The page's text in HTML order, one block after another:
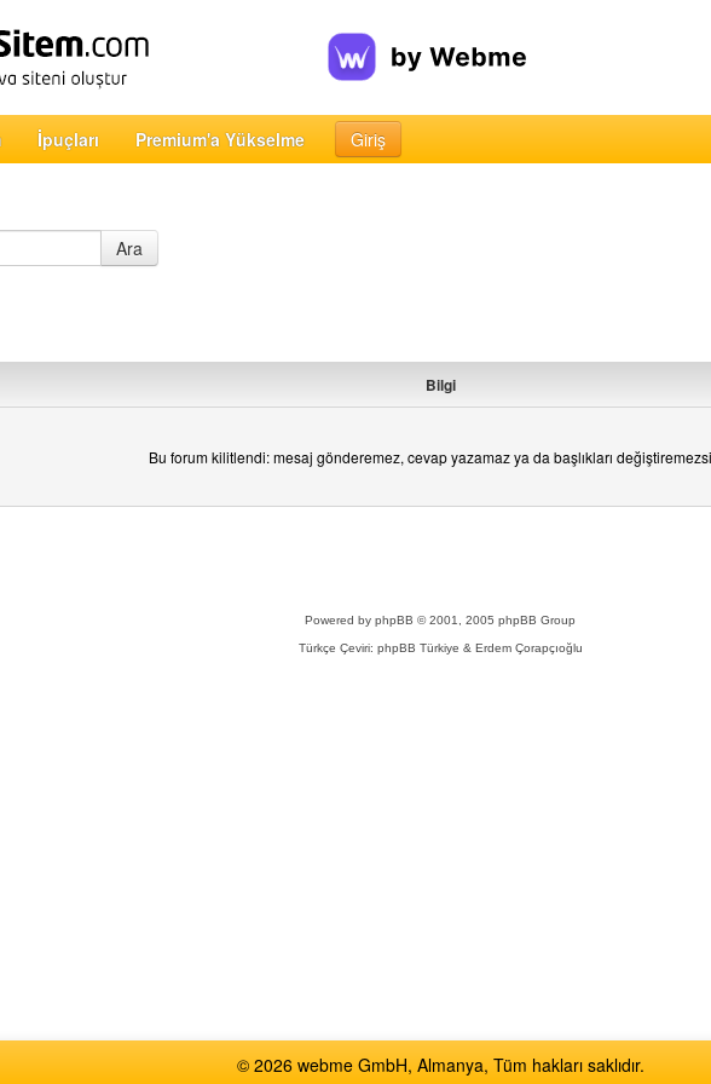
İpuçları Premium'a Yükselme Giriş
Ara
Bilgi
Bu forum kilitlendi: mesaj gönderemez, cevap yazamaz ya da başlıkları
Powered by phpBB © 2001, 2005 phpBB Group
Türkçe Çeviri: phpBB Türkiye & Erdem Çorapçıoğlu
© 2026 webme GmbH, Almanya, Tüm hakları saklıdır.